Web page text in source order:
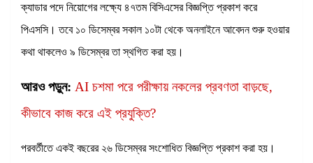
ক্যাডার পদে নিয়োগের লক্ষ্যে ৪৭তম বিসিএসের বিজ্ঞপ্তি প্রকাশ করে
পিএসসি। তবে ১০ ডিসেম্বর সকাল ১০টা থেকে অনলাইনে আবেদন শুরু হওয়ার
কথা থাকলেও ৯ ডিসেম্বর তা স্থগিত করা হয়।
আরও পড়ুন: AI চশমা পরে পরীক্ষায় নকলের প্রবণতা বাড়ছে,
কীভাবে কাজ করে এই প্রযুক্তি?
পরবর্তীতে একই বছরের ২৬ ডিসেম্বর সংশোধিত বিজ্ঞপ্তি প্রকাশ করা হয়।